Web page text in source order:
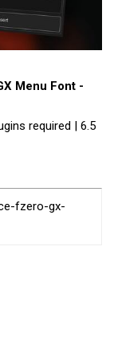
Menu Font -
required | 6.5
fzero-gx-